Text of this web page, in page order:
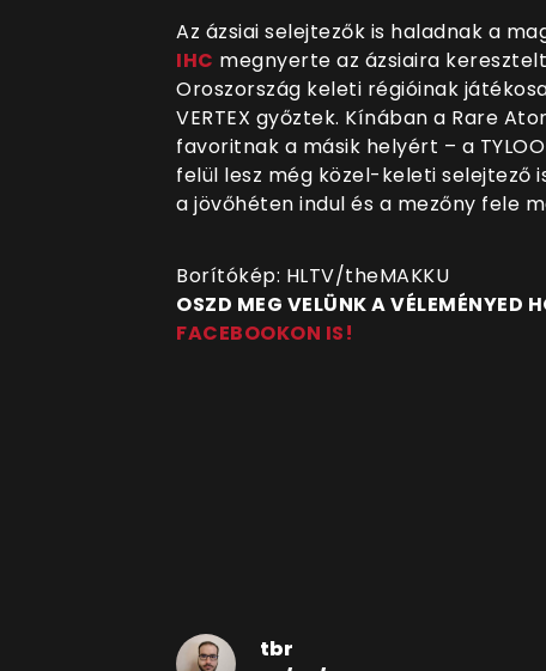
Az ázsiai selejtezők is haladnak a
IHC megnyerte az ázsiaira
Oroszország keleti régióinak
VERTEX győztek. Kínában a Rare
favoritnak a másik helyért – a
felül lesz még közel-keleti selejtező
a jövőhéten indul és a mezőny fele
Borítókép: HLTV/theMAKKU
OSZD MEG VELÜNK A VÉLEMÉNYED
FACEBOOKON IS!
tbr